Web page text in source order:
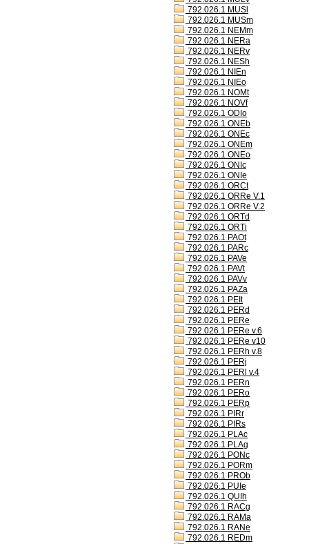
792.026.1 MUSl
792.026.1 MUSm
792.026.1 NEMm
792.026.1 NERa
792.026.1 NERv
792.026.1 NESh
792.026.1 NIEn
792.026.1 NIEo
792.026.1 NOMt
792.026.1 NOVf
792.026.1 ODIo
792.026.1 ONEb
792.026.1 ONEc
792.026.1 ONEm
792.026.1 ONEo
792.026.1 ONIc
792.026.1 ONIe
792.026.1 ORCt
792.026.1 ORRe V.1
792.026.1 ORRe V.2
792.026.1 ORTd
792.026.1 ORTi
792.026.1 PAOt
792.026.1 PARc
792.026.1 PAVe
792.026.1 PAVt
792.026.1 PAVv
792.026.1 PAZa
792.026.1 PEIt
792.026.1 PERd
792.026.1 PERe
792.026.1 PERe v.6
792.026.1 PERe v10
792.026.1 PERh v.8
792.026.1 PERj
792.026.1 PERl v.4
792.026.1 PERn
792.026.1 PERo
792.026.1 PERp
792.026.1 PIRr
792.026.1 PIRs
792.026.1 PLAc
792.026.1 PLAg
792.026.1 PONc
792.026.1 PORm
792.026.1 PROb
792.026.1 PUIe
792.026.1 QUIh
792.026.1 RACg
792.026.1 RAMa
792.026.1 RANe
792.026.1 REDm